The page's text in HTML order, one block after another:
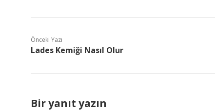
Önceki Yazı
Lades Kemiği Nasıl Olur
Bir yanıt yazın